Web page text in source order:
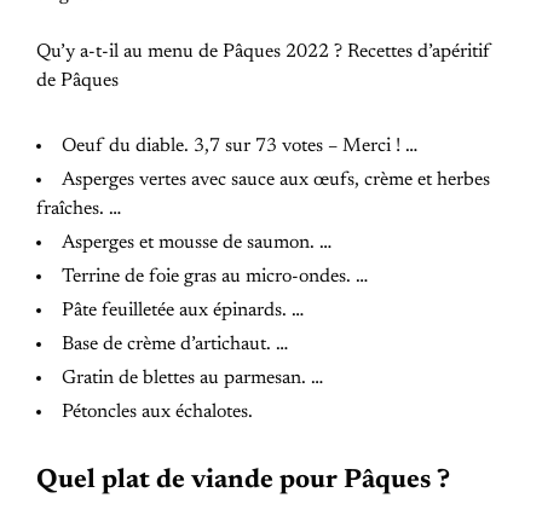
Qu’y a-t-il au menu de Pâques 2022 ? Recettes d’apéritif
de Pâques
Oeuf du diable. 3,7 sur 73 votes – Merci ! …
Asperges vertes avec sauce aux œufs, crème et herbes
fraîches. …
Asperges et mousse de saumon. …
Terrine de foie gras au micro-ondes. …
Pâte feuilletée aux épinards. …
Base de crème d’artichaut. …
Gratin de blettes au parmesan. …
Pétoncles aux échalotes.
Quel plat de viande pour Pâques ?